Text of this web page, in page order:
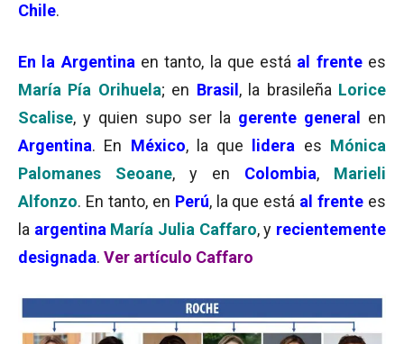
Chile.
En la Argentina en tanto, la que está al frentees
María Pía Orihuela; en Brasil , la brasileña Lorice
Scalise, y quien supo ser la gerente general
en
Argentina. En México, la que lidera es Mónica
Palomanes Seoane, y en Colombia, Marieli
Alfonzo. En tanto, en Perú, la que está al frente es
la argentina María Julia Caffaro, y recientemente
designada. Ver artículo Caffaro